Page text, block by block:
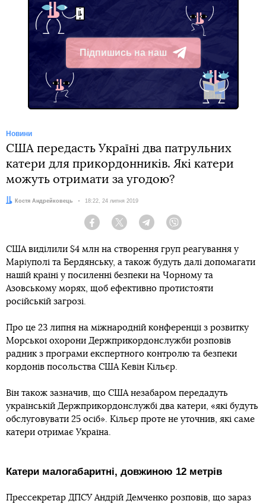
Підпишись на наш
Telegram
Новини
США передасть Україні два патрульних
катери для прикордонників. Які катери
можуть отримати за угодою?
Автор:Костя Андрейковець Дата:
18:22, 24 липня 2019
Facebook Twitter Telegram
США виділили $4 млн на створення груп реагування у
Маріуполі та Бердянську, а також будуть далі допомагати
нашій країні у посиленні безпеки на Чорному та
Азовському морях, щоб ефективно протистояти
російській загрозі.
Про це 23 липня на міжнародній конференції з розвитку
Морської охорони Держприкордонслужби розповів
радник з програми експертного контролю та безпеки
кордонів посольства США Кевін Кільєр.
Він також зазначив, що США незабаром передадуть
українській Держприкордонслужбі два катери, «які будуть
обслуговувати 25 осіб». Кільєр проте не уточнив, які саме
катери отримає Україна.
Катери малогабаритні, довжиною 12 метрів
Прессекретар ДПСУ Андрій Демченко розповів, що зараз